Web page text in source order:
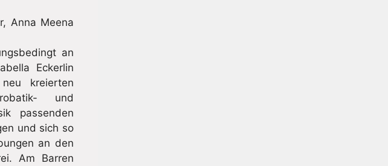
Anna Meena
an
Eckerlin
kreierten
und
passenden
und sich so
an den
Am Barren